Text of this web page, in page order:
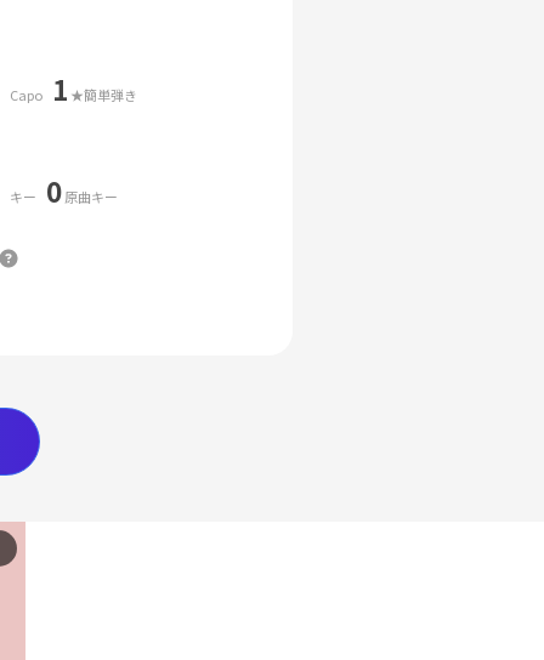
Capo 1 ★簡単弾き
キー 0原曲キー